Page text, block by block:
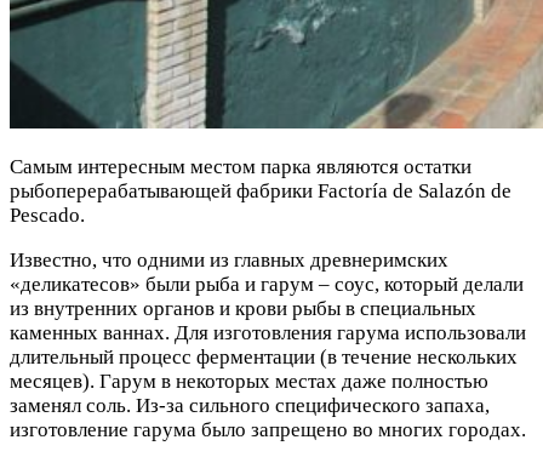
Самым интересным местом парка являются остатки
рыбоперерабатывающей фабрики Factoría de Salazón de
Pescado.
Известно, что одними из главных древнеримских
«деликатесов» были рыба и гарум – соус, который делали
из внутренних органов и крови рыбы в специальных
каменных ваннах. Для изготовления гарума использовали
длительный процесс ферментации (в течение нескольких
месяцев). Гарум в некоторых местах даже полностью
заменял соль. Из-за сильного специфического запаха,
изготовление гарума было запрещено во многих городах.